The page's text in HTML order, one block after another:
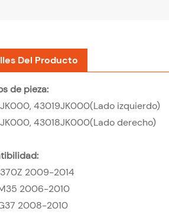
Del Producto
de pieza:
43019JK000(Lado izquierdo)
43018JK000(Lado derecho)
2009-2014
2006-2010
2008-2010